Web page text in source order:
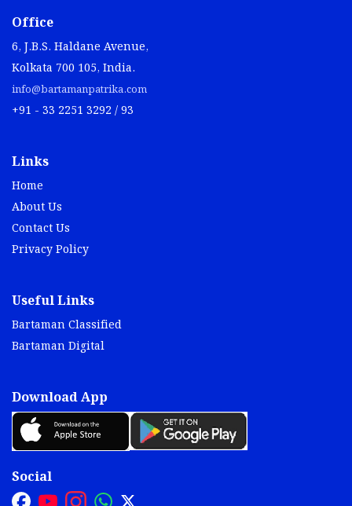
Office
6, J.B.S. Haldane Avenue,
Kolkata 700 105, India.
info@bartamanpatrika.com
+91 - 33 2251 3292 / 93
Links
Home
About Us
Contact Us
Privacy Policy
Useful Links
Bartaman Classified
Bartaman Digital
Download App
Social